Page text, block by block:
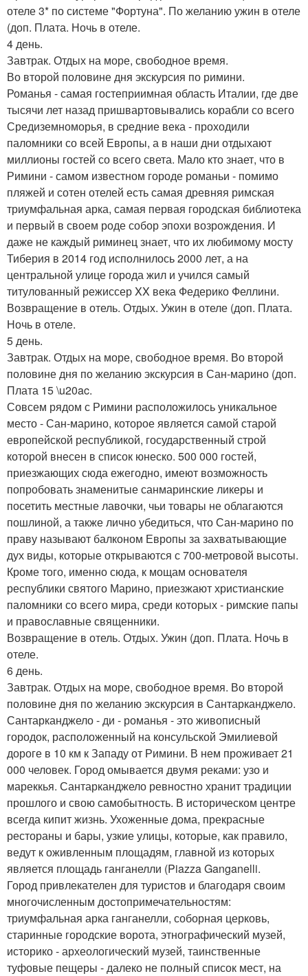
отеле 3* по системе "Фортуна". По желанию ужин в отеле
(доп. Плата. Ночь в отеле.
4 день.
Завтрак. Отдых на море, свободное время.
Во второй половине дня экскурсия по римини.
Романья - самая гостеприимная область Италии, где две
тысячи лет назад пришвартовывались корабли со всего
Средиземноморья, в средние века - проходили
паломники со всей Европы, а в наши дни отдыхают
миллионы гостей со всего света. Мало кто знает, что в
Римини - самом известном городе романьи - помимо
пляжей и сотен отелей есть самая древняя римская
триумфальная арка, самая первая городская библиотека
и первый в своем роде собор эпохи возрождения. И
даже не каждый риминец знает, что их любимому мосту
Тиберия в 2014 год исполнилось 2000 лет, а на
центральной улице города жил и учился самый
титулованный режиссер XX века Федерико Феллини.
Возвращение в отель. Отдых. Ужин в отеле (доп. Плата.
Ночь в отеле.
5 день.
Завтрак. Отдых на море, свободное время. Во второй
половине дня по желанию экскурсия в Сан-марино (доп.
Плата 15 \u20ac.
Совсем рядом с Римини расположилось уникальное
место - Сан-марино, которое является самой старой
европейской республикой, государственный строй
которой внесен в список юнеско. 500 000 гостей,
приезжающих сюда ежегодно, имеют возможность
попробовать знаменитые санмаринские ликеры и
посетить местные лавочки, чьи товары не облагаются
пошлиной, а также лично убедиться, что Сан-марино по
праву называют балконом Европы за захватывающие
дух виды, которые открываются с 700-метровой высоты.
Кроме того, именно сюда, к мощам основателя
республики святого Марино, приезжают христианские
паломники со всего мира, среди которых - римские папы
и православные священники.
Возвращение в отель. Отдых. Ужин (доп. Плата. Ночь в
отеле.
6 день.
Завтрак. Отдых на море, свободное время. Во второй
половине дня по желанию экскурсия в Сантарканджело.
Сантарканджело - ди - романья - это живописный
городок, расположенный на консульской Эмилиевой
дороге в 10 км к Западу от Римини. В нем проживает 21
000 человек. Город омывается двумя реками: узо и
мареккья. Сантарканджело ревностно хранит традиции
прошлого и свою самобытность. В историческом центре
всегда кипит жизнь. Ухоженные дома, прекрасные
рестораны и бары, узкие улицы, которые, как правило,
ведут к оживленным площадям, главной из которых
является площадь ганганелли (Piazza Ganganelli.
Город привлекателен для туристов и благодаря своим
многочисленным достопримечательностям:
триумфальная арка ганганелли, соборная церковь,
старинные городские ворота, этнографический музей,
историко - археологический музей, таинственные
туфовые пещеры - далеко не полный список мест, на